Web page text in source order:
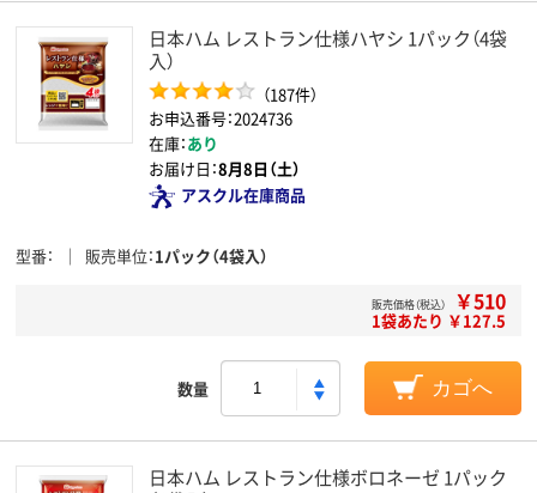
日本ハム レストラン仕様ハヤシ 1パック（4袋
入）
（187件）
お申込番号：2024736
在庫：あり
お届け日：8月8日（土）
アスクル在庫商品
型番 販売単位 1パック（4袋入）
販売価格（税込） ￥510
1袋あたり ￥127.5
数量 カゴへ
日本ハム レストラン仕様ボロネーゼ 1パック